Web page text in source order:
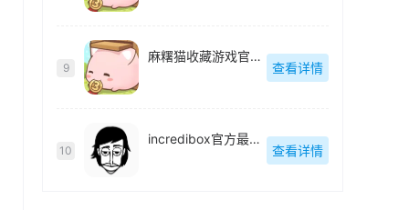
9
麻糬猫收藏游戏官方最新版
查看详情
10
incredibox官方最新版
查看详情